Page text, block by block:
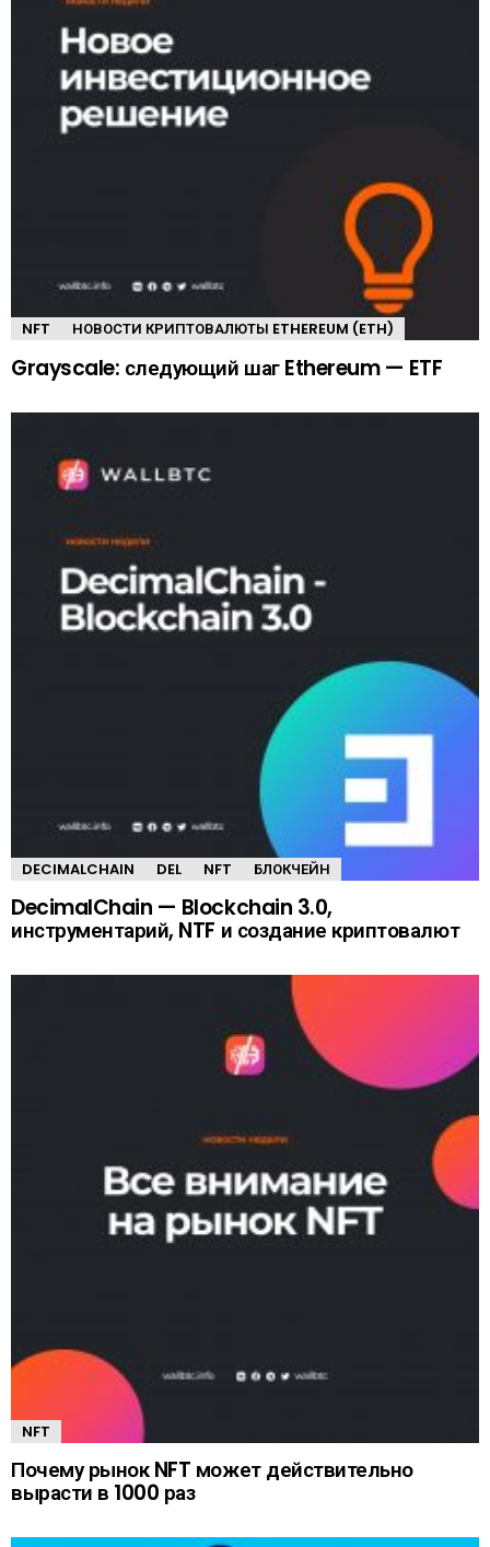
NFT НОВОСТИ КРИПТОВАЛЮТЫ ETHEREUM (ETH)
Grayscale: следующий шаг Ethereum — ETF
DECIMALCHAIN DEL NFT БЛОКЧЕЙН
DecimalChain — Blockchain 3.0,
инструментарий, NTF и создание криптовалют
NFT
Почему рынок NFT может действительно
вырасти в 1000 раз